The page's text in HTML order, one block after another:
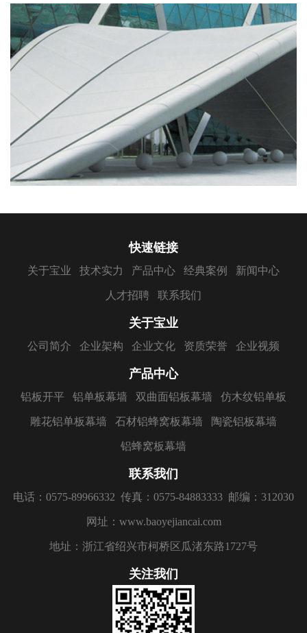
快速链接
关于宝业 技术实力 产品中心 经典案例 新闻中心
人才招聘 联系我们
关于宝业
公司简介 企业架构 企业文化 资质荣誉 企业视频
产品中心
铝板开平 铝单板幕墙 双曲面铝板幕墙 仿木纹铝单板
雕花铝单板幕墙 石材铝蜂窝板幕墙 陶瓷铝板幕墙
铝蜂窝板幕墙
联系我们
电话：0575-89966332 传真：0575-84883333 邮编：312030
网址：www.baoyejiancai.com
地址：浙江省绍兴市柯桥区瓜渚东路1727号
关注我们